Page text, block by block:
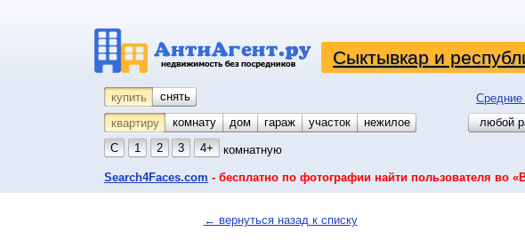
Сыктывкар и
купить снять
квартиру
комнату койко-место
дом гараж участок
нежилое
С
1 2 3 4+ комнатную
любой
Search4Faces.com - бесплатно по фотографии найти пользователя во
← вернуться назад к списку